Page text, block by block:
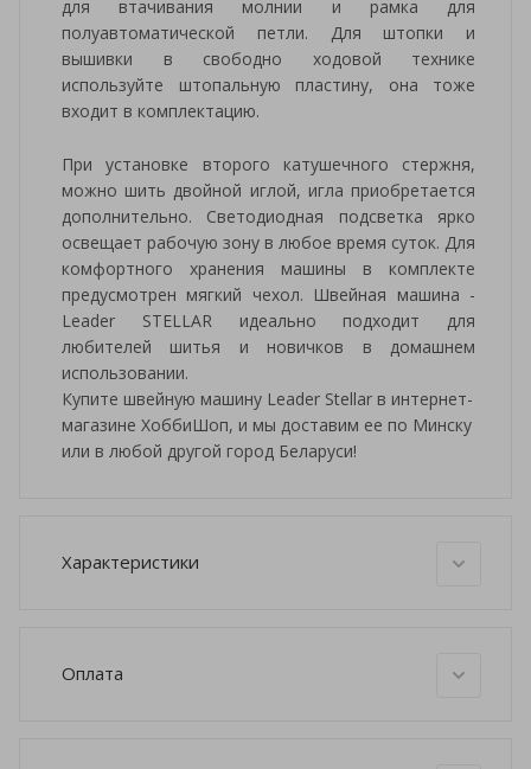
для втачивания молнии и рамка для
полуавтоматической петли. Для штопки и
вышивки в свободно ходовой технике
используйте штопальную пластину, она тоже
входит в комплектацию.
При установке второго катушечного стержня,
можно шить двойной иглой, игла приобретается
дополнительно. Светодиодная подсветка ярко
освещает рабочую зону в любое время суток. Для
комфортного хранения машины в комплекте
предусмотрен мягкий чехол. Швейная машина -
Leader STELLAR идеально подходит для
любителей шитья и новичков в домашнем
использовании.
Купите швейную машину Leader Stellar в интернет-
магазине ХоббиШоп, и мы доставим ее по Минску
или в любой другой город Беларуси!
Характеристики
Оплата